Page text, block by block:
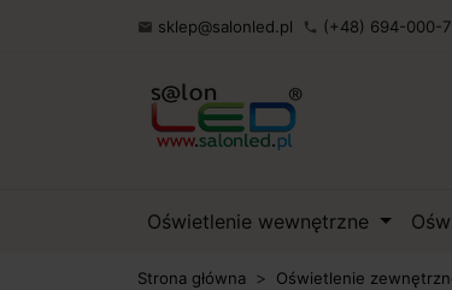
 sklep@salonled.pl phone (+48) 694-000-
Oświetlenie wewnętrzne
Strona główna Oświetlenie